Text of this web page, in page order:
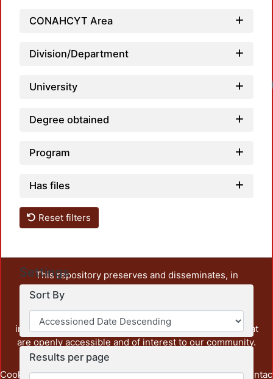
CONAHCYT Area
Division/Department
University
Degree obtained
Program
Has files
Reset filters
Settings
Sort By
Results per page
This repository preserves and disseminates, in
unrestricted open access, the teaching and research
output of UAM Azcapotzalco. It also includes some
administrative and graphic documents from the
institution, as well as content from other institutions that
are openly accessible and of interest to our community.
Cookie Privacy End User Send